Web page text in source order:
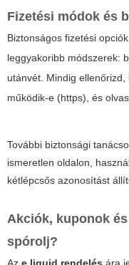
Fizetési módok és
Biztonságos fizetési
leggyakoribb módszerek:
utánvét. Mindig
működik-e (https), és
További biztonsági
ismeretlen oldalon,
kétlépcsős azonosítást
Akciók, kuponok
spórolj?